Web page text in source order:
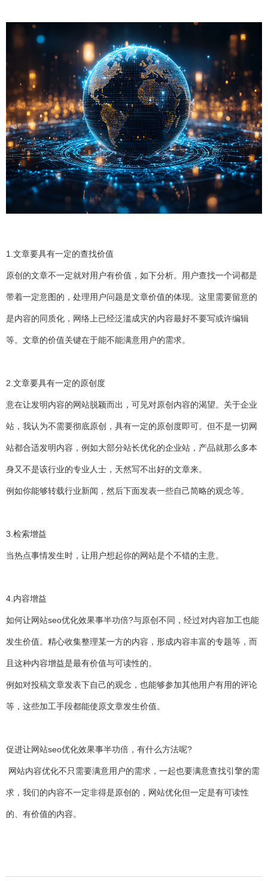
1.文章要具有一定的查找价值
原创的文章不一定就对用户有价值，如下分析。用户查找一个词都是
带着一定意图的，处理用户问题是文章价值的体现。这里需要留意的
是内容的同质化，网络上已经泛滥成灾的内容最好不要写或许编辑
等。文章的价值关键在于能不能满意用户的需求。
2.文章要具有一定的原创度
意在让发明内容的网站脱颖而出，可见对原创内容的渴望。关于企业
站，我认为不需要彻底原创，具有一定的原创度即可。但不是一切网
站都合适发明内容，例如大部分站长优化的企业站，产品就那么多本
身又不是该行业的专业人士，天然写不出好的文章来。
例如你能够转载行业新闻，然后下面发表一些自己简略的观念等。
3.检索增益
当热点事情发生时，让用户想起你的网站是个不错的主意。
4.内容增益
如何让网站seo优化效果事半功倍?与原创不同，经过对内容加工也能
发生价值。精心收集整理某一方的内容，形成内容丰富的专题等，而
且这种内容增益是最有价值与可读性的。
例如对投稿文章发表下自己的观念，也能够参加其他用户有用的评论
等，这些加工手段都能使原文章发生价值。
促进让网站seo优化效果事半功倍，有什么方法呢?
网站内容优化不只需要满意用户的需求，一起也要满意查找引擎的需
求，我们的内容不一定非得是原创的，网站优化但一定是有可读性
的、有价值的内容。